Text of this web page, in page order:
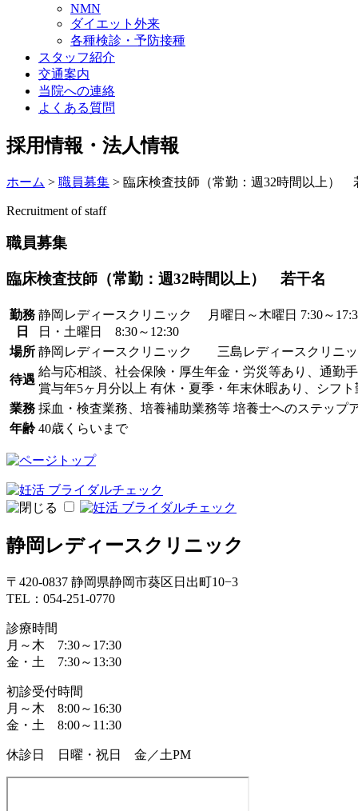
NMN
ダイエット外来
各種検診・予防接種
スタッフ紹介
交通案内
当院への連絡
よくある質問
採用情報・法人情報
ホーム > 職員募集 > 臨床検査技師（常勤：週32時間以上）
Recruitment of staff
職員募集
臨床検査技師（常勤：週32時間以上） 若干名
勤務
日
静岡レディースクリニック 月曜日～木曜日 7:30～
日・土曜日 8:30～12:30
場所 静岡レディースクリニック 三島レディースクリニ
待遇
給与応相談、社会保険・厚生年金・労災等あり、通勤
賞与年5ヶ月分以上 有休・夏季・年末休暇あり、シフ
業務 採血・検査業務、培養補助業務等 培養士へのステップ
年齢 40歳くらいまで
静岡レディースクリニック
〒420-0837 静岡県静岡市葵区日出町10−3
TEL：054-251-0770
診療時間
月～木 7:30～17:30
金・土 7:30～13:30
初診受付時間
月～木 8:00～16:30
金・土 8:00～11:30
休診日 日曜・祝日 金／土PM